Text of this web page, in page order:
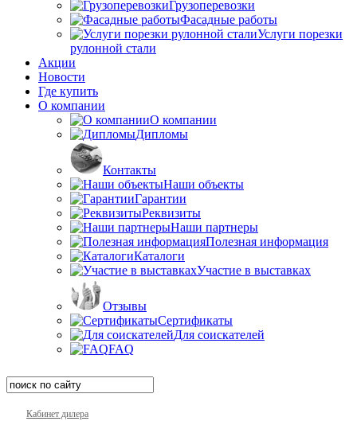
Грузоперевозки
Фасадные работы
Услуги порезки
рулонной стали
Акции
Новости
Где купить
О компании
О компании
Дипломы
Контакты
Наши объекты
Гарантии
Реквизиты
Наши партнеры
Полезная информация
Каталоги
Участие в выставках
Отзывы
Сертификаты
Для соискателей
FAQ
Кабинет дилера